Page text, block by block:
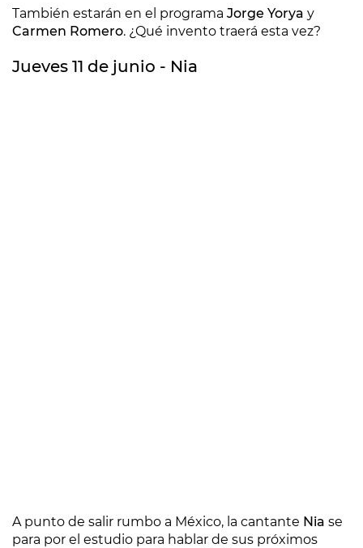
También estarán en el programa Jorge Yorya y
Carmen Romero. ¿Qué invento traerá esta vez?
Jueves 11 de junio - Nia
A punto de salir rumbo a México, la cantante Nia se
para por el estudio para hablar de sus próximos